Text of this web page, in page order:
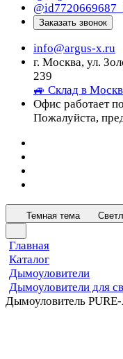
Заказать звонок
info@argus-x.ru
г. Москва, ул.
239
🚙 Склад в
Офис работает
Пожалуйста,
Темная тема
Главная
Каталог
Дымоуловители
Дымоуловители для
Дымоуловитель